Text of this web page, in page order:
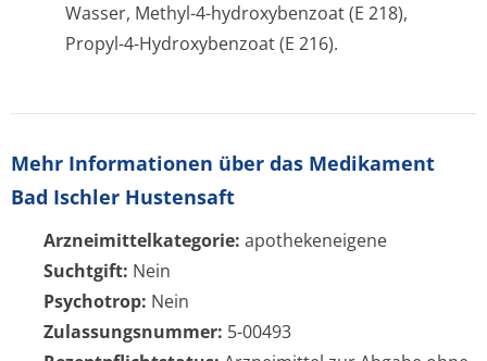
Wasser, Methyl-4-hydroxybenzoat (E 218),
Propyl-4-Hydroxybenzoat (E 216).
Mehr Informationen über das Medikament
Bad Ischler Hustensaft
Arzneimittelkategorie: apothekeneigene
Suchtgift: Nein
Psychotrop: Nein
Zulassungsnummer: 5-00493